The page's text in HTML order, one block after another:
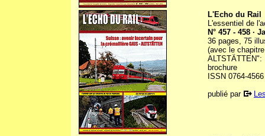
L'Echo du Rail
L'essentiel de
N° 457 - 458 ·
36 pages, 75
(avec le
ALTSTÄTTEN":
brochure
ISSN 0764-4566
publié par